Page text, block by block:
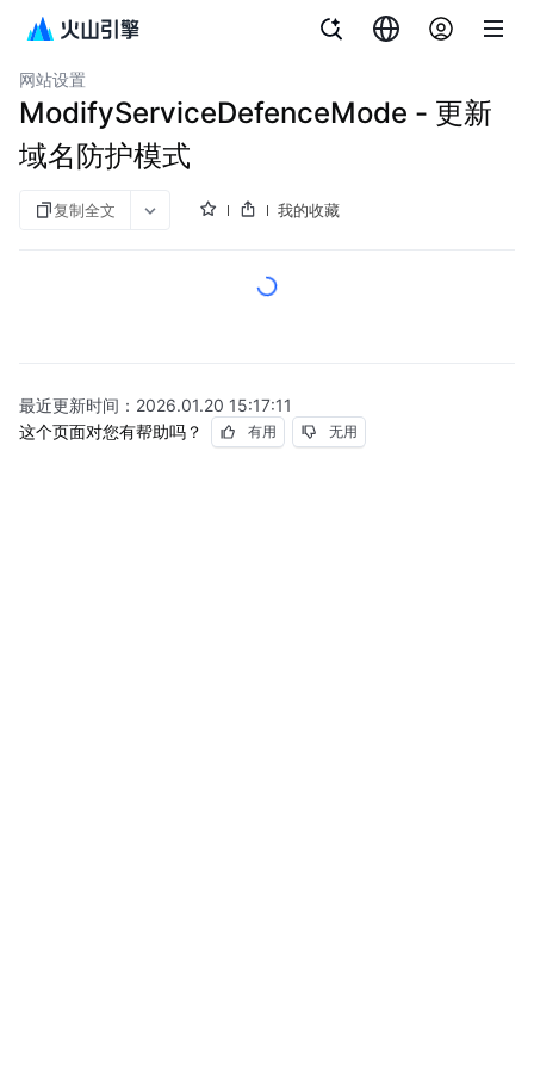
Web应用防火墙
网站设置
ModifyServiceDefenceMode - 更新
域名防护模式
复制全文 我的收藏
最近更新时间： 2026.01.20 15:17:11
这个页面对您有帮助吗？
有用 无用